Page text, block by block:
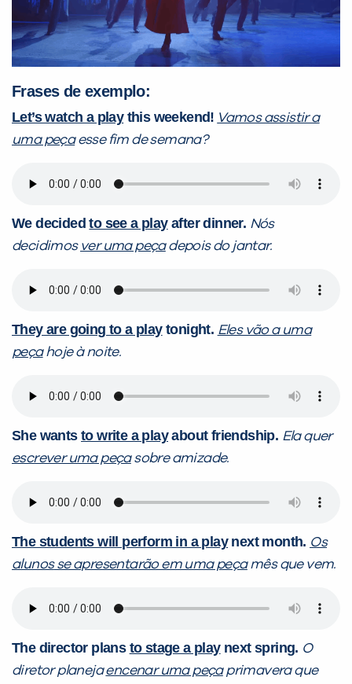
Frases de exemplo:
Let’s watch a playthis weekend! Vamos assistir a
uma peçaesse fim de semana?
We decidedto see a playafter dinner. Nós
decidimos ver uma peçadepois do jantar.
They are going to a playtonight. Eles vão a uma
peçahoje à noite.
She wantsto write a playabout friendship. Ela quer
escrever uma peçasobre amizade.
The students will perform in a playnext month. Os
alunosseapresentarão em uma peçamês que vem.
The director plans to stage a playnext spring. O
diretor planejaencenar uma peçaprimavera que